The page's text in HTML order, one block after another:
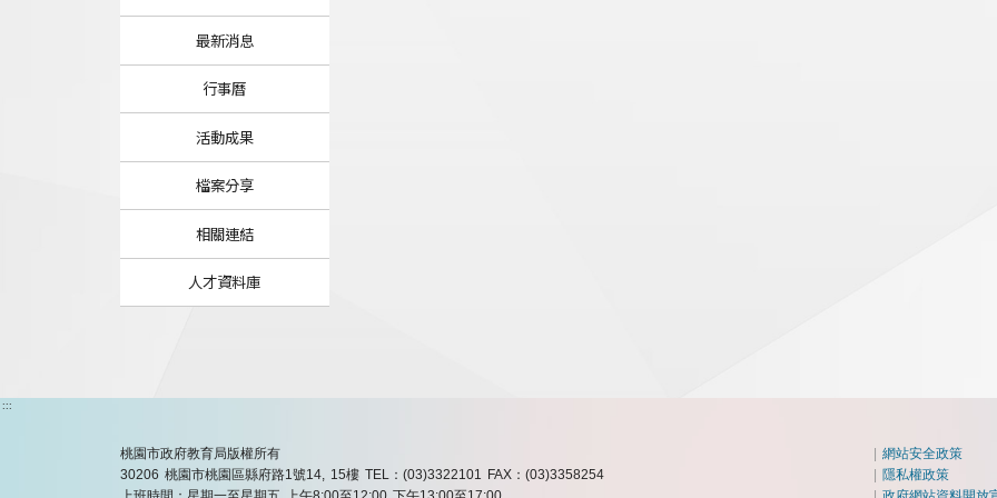
最新消息
行事曆
活動成果
檔案分享
相關連結
人才資料庫
:::
桃園市政府教育局版權所有
30206 桃園市桃園區縣府路1號14, 15樓 TEL：(03)3322101
FAX：(03)3358254
|網站安全政策
|隱私權政策